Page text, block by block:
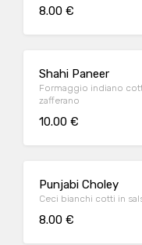
8.00 €
Shahi Paneer
Formaggio indiano
zafferano
10.00 €
Punjabi Choley
Ceci bianchi cotti in
8.00 €